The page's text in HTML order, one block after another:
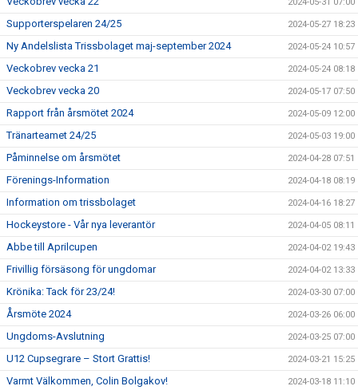
Supporterspelaren 24/25 2024-05-27 18:23
Ny Andelslista Trissbolaget maj-september 2024 2024-05-24 10:57
Veckobrev vecka 21 2024-05-24 08:18
Veckobrev vecka 20 2024-05-17 07:50
Rapport från årsmötet 2024 2024-05-09 12:00
Tränarteamet 24/25 2024-05-03 19:00
Påminnelse om årsmötet 2024-04-28 07:51
Förenings-Information 2024-04-18 08:19
Information om trissbolaget 2024-04-16 18:27
Hockeystore - Vår nya leverantör 2024-04-05 08:11
Abbe till Aprilcupen 2024-04-02 19:43
Frivillig försäsong för ungdomar 2024-04-02 13:33
Krönika: Tack för 23/24! 2024-03-30 07:00
Årsmöte 2024 2024-03-26 06:00
Ungdoms-Avslutning 2024-03-25 07:00
U12 Cupsegrare – Stort Grattis! 2024-03-21 15:25
Varmt Välkommen, Colin Bolgakov! 2024-03-18 11:10